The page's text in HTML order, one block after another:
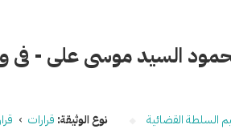
السيد موسى على - فى
السلطة القضائية نوع الوثيقة: قرارات ›